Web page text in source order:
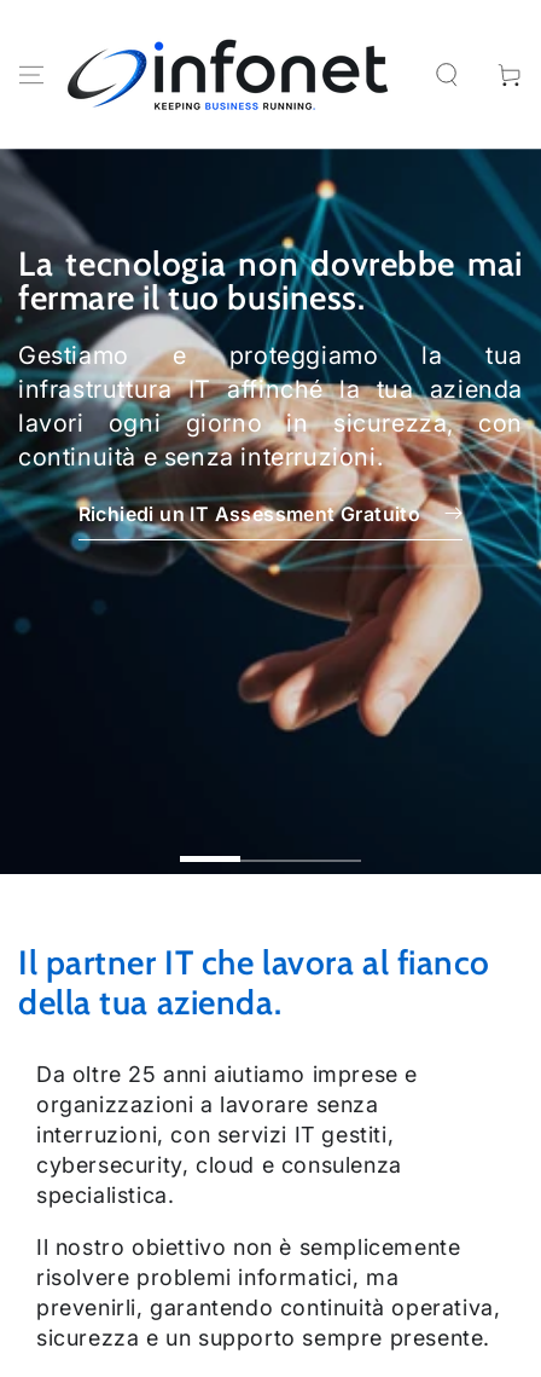
Carello
La tecnologia non dovrebbe mai
fermare il tuo business.
Gestiamo e proteggiamo la tua
infrastruttura IT affinché la tua azienda
lavori ogni giorno in sicurezza, con
continuità e senza interruzioni.
Richiedi un IT Assessment Gratuito
Il partner IT che lavora al fianco
della tua azienda.
Da oltre 25 anni aiutiamo imprese e
organizzazioni a lavorare senza
interruzioni, con servizi IT gestiti,
cybersecurity, cloud e consulenza
specialistica.
Il nostro obiettivo non è semplicemente
risolvere problemi informatici, ma
prevenirli, garantendo continuità operativa,
sicurezza e un supporto sempre presente.